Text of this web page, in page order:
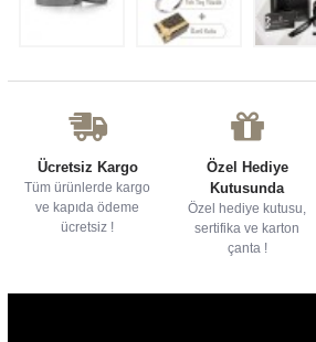
Ücretsiz Kargo
Tüm ürünlerde kargo
ve kapıda ödeme
ücretsiz !
Özel Hediye
Kutusunda
Özel hediye kutusu,
sertifika ve karton
çanta !